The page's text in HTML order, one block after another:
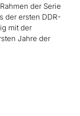
der Serie
der ersten DDR-
mit der
Jahre der